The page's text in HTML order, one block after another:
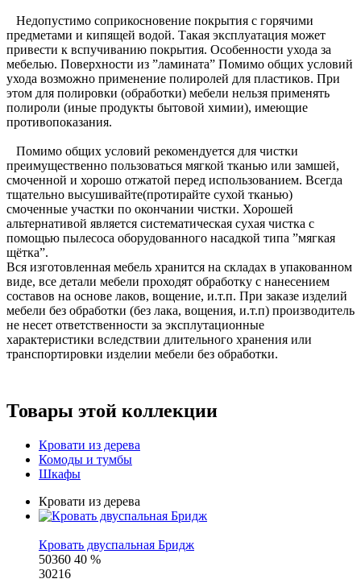
Недопустимо соприкосновение покрытия с горячими
предметами и кипящей водой. Такая эксплуатация может
привести к вспучиванию покрытия. Особенности ухода за
мебелью. Поверхности из ”ламината” Помимо общих условий
ухода возможно применение полиролей для пластиков. При
этом для полировки (обработки) мебели нельзя применять
полироли (иные продукты бытовой химии), имеющие
противопоказания.
Помимо общих условий рекомендуется для чистки
преимущественно пользоваться мягкой тканью или замшей,
смоченной и хорошо отжатой перед использованием. Всегда
тщательно высушивайте(протирайте сухой тканью)
смоченные участки по окончании чистки. Хорошей
альтернативой является систематическая сухая чистка с
помощью пылесоса оборудованного насадкой типа ”мягкая
щётка”.
Вся изготовленная мебель хранится на складах в упакованном
виде, все детали мебели проходят обработку с нанесением
составов на основе лаков, вощение, и.т.п. При заказе изделий
мебели без обработки (без лака, вощения, и.т.п) производитель
не несет ответственности за эксплутационные
характеристики вследствии длительного хранения или
транспортировки изделии мебели без обработки.
Товары этой коллекции
Кровати из дерева
Комоды и тумбы
Шкафы
Кровати из дерева
Кровать двуспальная Бридж
50360 40 %
30216